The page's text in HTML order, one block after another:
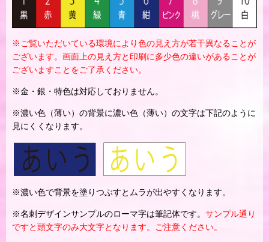
※ご覧いただいている環境により色の見え方が若干異なることが
ございます。画面上の見え方と印刷に多少色の違いがあることが
ございますことをご了承ください。
※金・銀・特色は対応しておりません。
※濃い色（薄い）の背景に濃い色（薄い）の文字は下記のように
見にくくなります。
※濃い色で背景を塗りつぶすとムラが出やすくなります。
※名刺デザインサンプルのローマ字は筆記体です。 サンプル通り
ですと頭文字のみ大文字となります。ご注意ください。